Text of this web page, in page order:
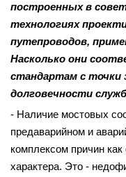
построенных в
технологиях
путепроводов,
Насколько они
стандартам с точки
долговечности
- Наличие мостовых
предаварийном и
комплексом причин как
характера. Это -